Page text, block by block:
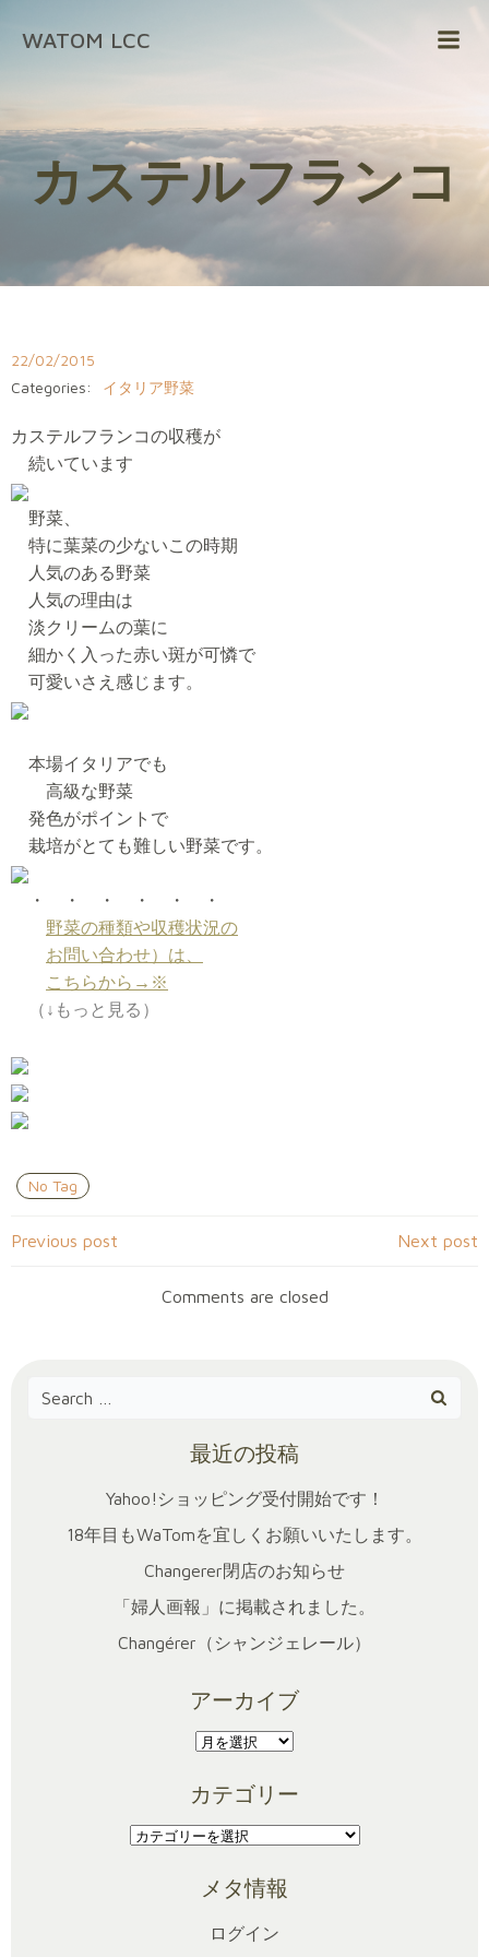
へ
ス
キ
WATOM LCC
カステルフランコ
22/02/2015
Categories:
イタリア野菜
カステルフランコの収穫が
続いています
野菜、
特に葉菜の少ないこの時期
人気のある野菜
人気の理由は
淡クリームの葉に
細かく入った赤い斑が可憐で
可愛いさえ感じます。
本場イタリアでも
高級な野菜
発色がポイントで
栽培がとても難しい野菜です。
・ ・ ・ ・ ・ ・
野菜の種類や収穫状況の
お問い合わせ）は、
こちらから→※
（↓もっと見る）
No Tag
Post
navigation
Previous post
navigation
Next post
Comments are closed
Search
最近の投稿
Yahoo!ショッピング受付開始です！
18年目もWaTomを宜しくお願いいたします。
Changerer閉店のお知らせ
「婦人画報」に掲載されました。
Changérer（シャンジェレール）
アーカイブ
ア
カ
イ
ブ
カテゴリー
カ
メタ情報
ログイン